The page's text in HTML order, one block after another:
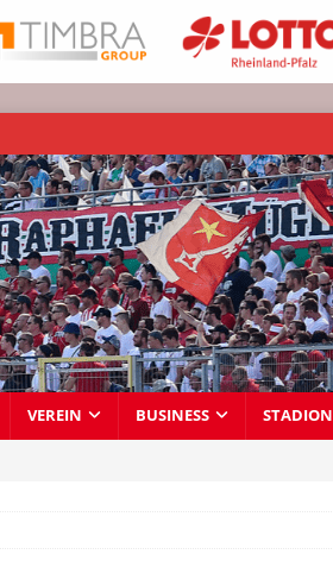
VEREIN BUSINESS STADION